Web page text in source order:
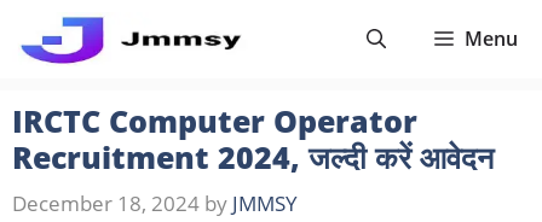
Menu
IRCTC Computer Operator
Recruitment 2024, जल्दी करें आवेदन
December 18, 2024 by JMMSY